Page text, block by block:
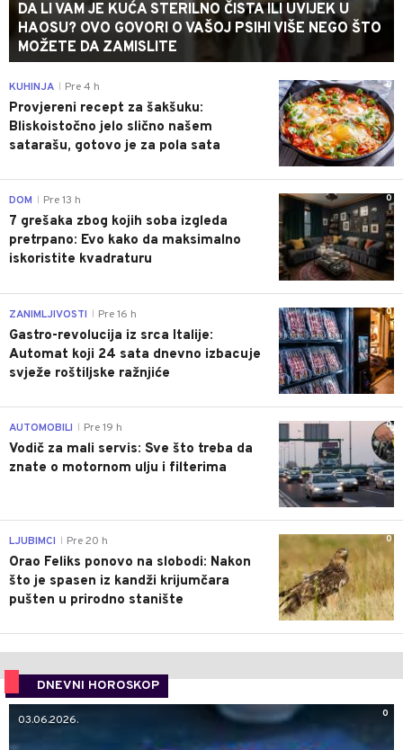
DA LI VAM JE KUĆA STERILNO ČISTA ILI UVIJEK U
HAOSU? OVO GOVORI O VAŠOJ PSIHI VIŠE NEGO ŠTO
MOŽETE DA ZAMISLITE
0
KUHINJA Pre 4 h
Provjereni recept za šakšuku:
Bliskoistočno jelo slično našem
satarašu, gotovo je za pola sata
0
DOM Pre 13 h
7 grešaka zbog kojih soba izgleda
pretrpano: Evo kako da maksimalno
iskoristite kvadraturu
0
ZANIMLJIVOSTI Pre 16 h
Gastro-revolucija iz srca Italije:
Automat koji 24 sata dnevno izbacuje
svježe roštiljske ražnjiće
0
AUTOMOBILI Pre 19 h
Vodič za mali servis: Sve što treba da
znate o motornom ulju i filterima
0
LJUBIMCI Pre 20 h
Orao Feliks ponovo na slobodi: Nakon
što je spasen iz kandži krijumčara
pušten u prirodno stanište
DNEVNI HOROSKOP
0
03.06.2026.